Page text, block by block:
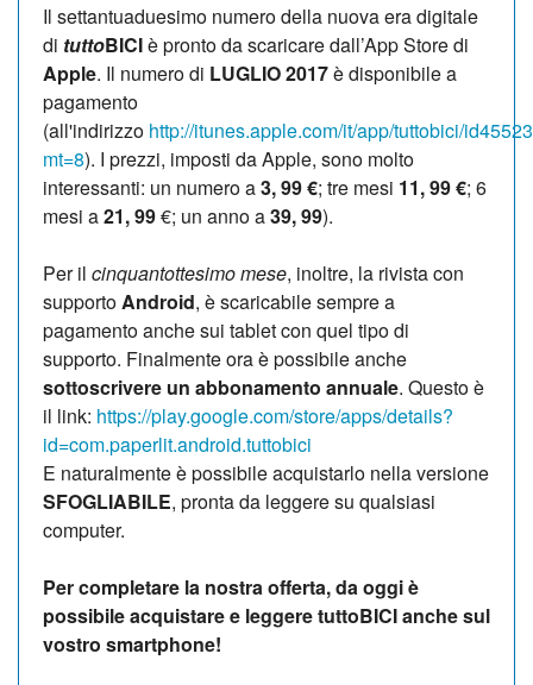
Il settantuaduesimo numero della nuova era digitale
di tuttoBICIè pronto da scaricare dall’App Store di
Apple. Il numero di LUGLIO 2017è disponibile a
pagamento
(all'indirizzo http://itunes.apple.com/it/app/tuttobici/
mt=8). I prezzi, imposti da Apple, sono molto
interessanti: un numero a3, 99 €; tre mesi 11, 99 €; 6
mesi a21, 99€; un anno a39, 99).
Per il cinquantottesimo mese, inoltre, la rivista con
supportoAndroid, è scaricabile sempre a
pagamento anche sui tablet con quel tipo di
supporto. Finalmente ora è possibile anche
sottoscrivere un abbonamento annuale. Questo è
il link: https://play.google.com/store/apps/details?
id=com.paperlit.android.tuttobici
E naturalmente è possibile acquistarlo nella versione
SFOGLIABILE, pronta da leggere su qualsiasi
computer.
Per completare la nostra offerta, da oggi è
possibile acquistare e leggere tuttoBICI anche sul
vostro smartphone!